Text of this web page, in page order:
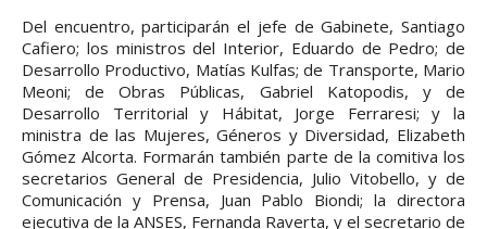
Del encuentro, participarán el jefe de Gabinete, Santiago
Cafiero; los ministros del Interior, Eduardo de Pedro; de
Desarrollo Productivo, Matías Kulfas; de Transporte, Mario
Meoni; de Obras Públicas, Gabriel Katopodis, y de
Desarrollo Territorial y Hábitat, Jorge Ferraresi; y la
ministra de las Mujeres, Géneros y Diversidad, Elizabeth
Gómez Alcorta. Formarán también parte de la comitiva los
secretarios General de Presidencia, Julio Vitobello, y de
Comunicación y Prensa, Juan Pablo Biondi; la directora
ejecutiva de la ANSES, Fernanda Raverta, y el secretario de